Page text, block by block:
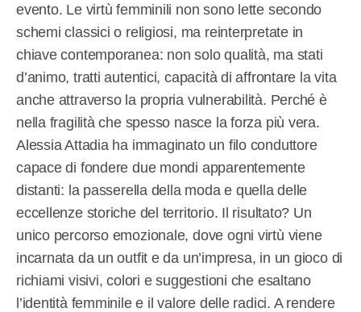
evento. Le virtù femminili non sono lette secondo
schemi classici o religiosi, ma reinterpretate in
chiave contemporanea: non solo qualità, ma stati
d’animo, tratti autentici, capacità di affrontare la vita
anche attraverso la propria vulnerabilità. Perché è
nella fragilità che spesso nasce la forza più vera.
Alessia Attadia ha immaginato un filo conduttore
capace di fondere due mondi apparentemente
distanti: la passerella della moda e quella delle
eccellenze storiche del territorio. Il risultato? Un
unico percorso emozionale, dove ogni virtù viene
incarnata da un outfit e da un’impresa, in un gioco di
richiami visivi, colori e suggestioni che esaltano
l’identità femminile e il valore delle radici. A rendere